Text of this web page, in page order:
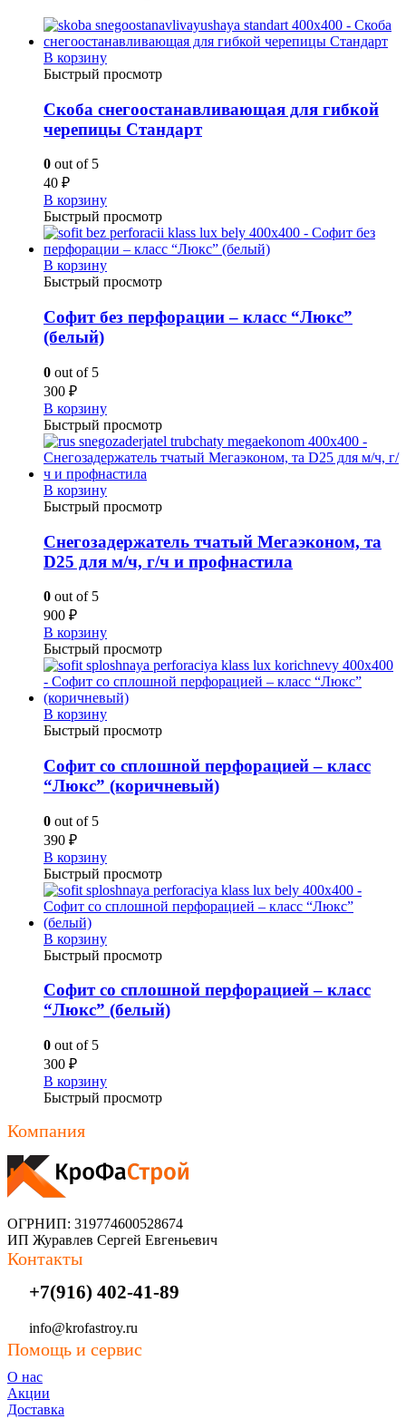
В корзину
Быстрый просмотр
Скоба снегоостанавливающая для гибкой
черепицы Стандарт
0 out of 5
40 ₽
В корзину
Быстрый просмотр
В корзину
Быстрый просмотр
Софит без перфорации – класс “Люкс”
(белый)
0 out of 5
300 ₽
В корзину
Быстрый просмотр
В корзину
Быстрый просмотр
Снегозадержатель тчатый Мегаэконом, та
D25 для м/ч, г/ч и профнастила
0 out of 5
900 ₽
В корзину
Быстрый просмотр
В корзину
Быстрый просмотр
Софит со сплошной перфорацией – класс
“Люкс” (коричневый)
0 out of 5
390 ₽
В корзину
Быстрый просмотр
В корзину
Быстрый просмотр
Софит со сплошной перфорацией – класс
“Люкс” (белый)
0 out of 5
300 ₽
В корзину
Быстрый просмотр
Компания
ОГРНИП: 319774600528674
ИП Журавлев Сергей Евгеньевич
Контакты
+7(916) 402-41-89
info@krofastroy.ru
Помощь и сервис
О нас
Акции
Доставка